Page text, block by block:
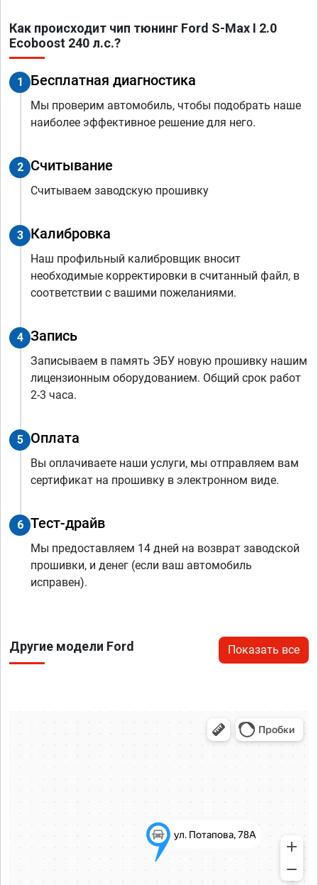
Как происходит чип тюнинг Ford S-Max I 2.0
Ecoboost 240 л.с.?
1 Бесплатная диагностика
Мы проверим автомобиль, чтобы подобрать наше
наиболее эффективное решение для него.
2 Считывание
Считываем заводскую прошивку
3 Калибровка
Наш профильный калибровщик вносит
необходимые корректировки в считанный файл, в
соответствии с вашими пожеланиями.
4 Запись
Записываем в память ЭБУ новую прошивку нашим
лицензионным оборудованием. Общий срок работ
2-3 часа.
5 Оплата
Вы оплачиваете наши услуги, мы отправляем вам
сертификат на прошивку в электронном виде.
6 Тест-драйв
Мы предоставляем 14 дней на возврат заводской
прошивки, и денег (если ваш автомобиль
исправен).
Другие модели Ford Показать все